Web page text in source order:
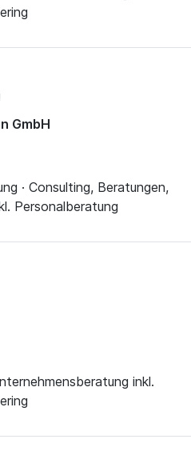
GmbH
· Consulting, Beratungen,
Personalberatung
inkl.